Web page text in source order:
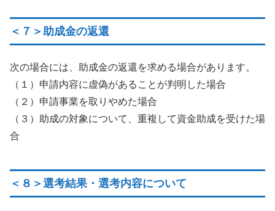
＜７＞助成金の返還
次の場合には、助成金の返還を求める場合があります。
（１）申請内容に虚偽があることが判明した場合
（２）申請事業を取りやめた場合
（３）助成の対象について、重複して資金助成を受けた場
合
＜８＞選考結果・選考内容について